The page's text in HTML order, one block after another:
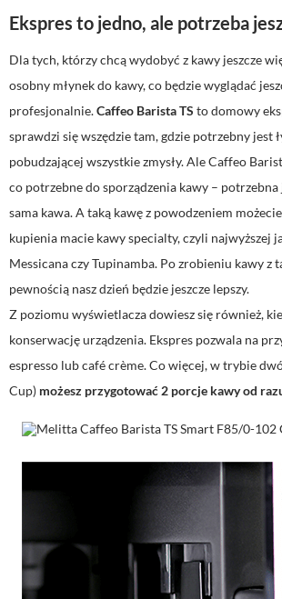
Ekspres to jedno, ale potrzeba
Dla tych, którzy chcą wydobyć z kawy jeszcze
osobny młynek do kawy, co będzie wyglądać
profesjonalnie.Caffeo Barista TS to domowy
sprawdzi się wszędzie tam, gdzie potrzebny jest
pobudzającej wszystkie zmysły. Ale Caffeo
co potrzebne do sporządzenia kawy – potrzebna
sama kawa. A taką kawę z powodzeniem
kupienia macie kawy specialty, czyli najwyższej
Messicana czy Tupinamba. Po zrobieniu kawy z
pewnością nasz dzień będzie jeszcze lepszy.
Z poziomu wyświetlacza dowiesz się również,
konserwację urządzenia. Ekspres pozwala na
espresso lub café crème. Co więcej, w trybie
Cup) możesz przygotować 2 porcje kawy od